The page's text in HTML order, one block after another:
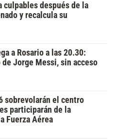
culpables después de la
y recalcula su
a Rosario a las 20.30:
Jorge Messi, sin acceso
sobrevolarán el centro
participarán de la
Fuerza Aérea